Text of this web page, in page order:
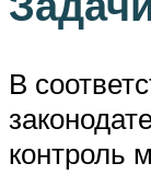
В
контроль